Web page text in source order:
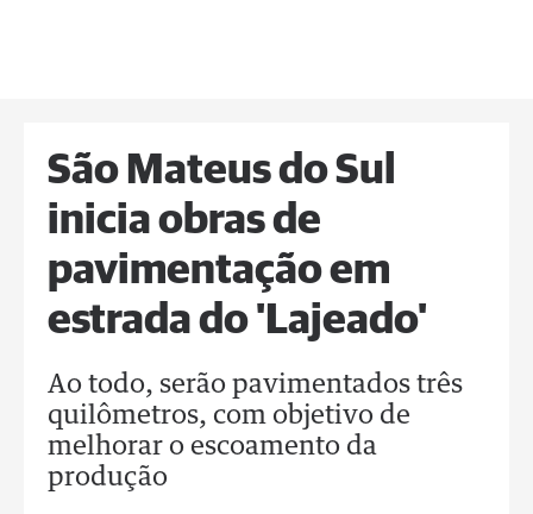
São Mateus do Sul
inicia obras de
pavimentação em
estrada do 'Lajeado'
Ao todo, serão pavimentados três
quilômetros, com objetivo de
melhorar o escoamento da
produção